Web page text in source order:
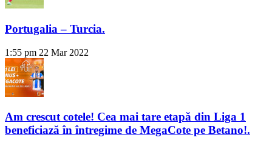
Portugalia – Turcia.
1:55 pm 22 Mar 2022
Am crescut cotele! Cea mai tare etapă din Liga 1
beneficiază în întregime de MegaCote pe Betano!.